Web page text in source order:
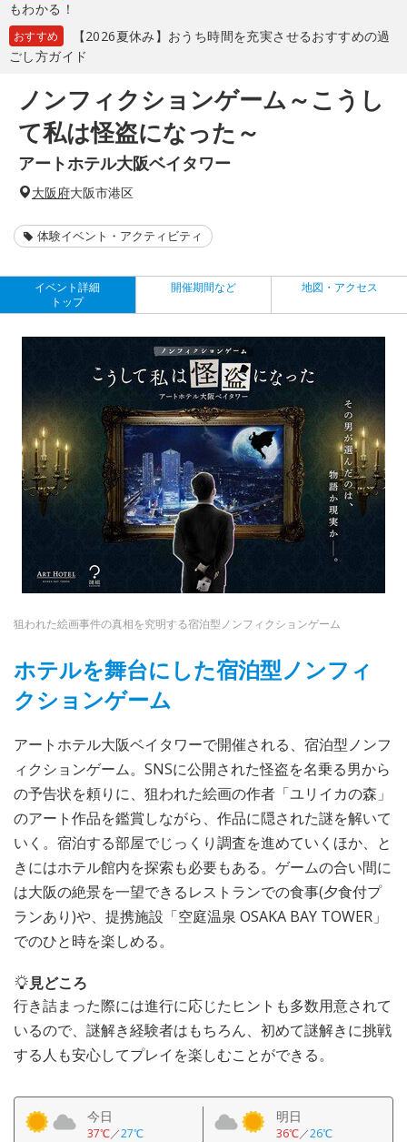
もわかる！
おすすめ
【2026夏休み】おうち時間を充実させるおすすめの過
ごし方ガイド
ノンフィクションゲーム～こうし
て私は怪盗になった～
アートホテル大阪ベイタワー
大阪府大阪市港区
体験イベント・アクティビティ
イベント詳細
トップ
開催期間など 地図・アクセス
狙われた絵画事件の真相を究明する宿泊型ノンフィクションゲーム
ホテルを舞台にした宿泊型ノンフィ
クションゲーム
アートホテル大阪ベイタワーで開催される、宿泊型ノンフ
ィクションゲーム。SNSに公開された怪盗を名乗る男から
の予告状を頼りに、狙われた絵画の作者「ユリイカの森」
のアート作品を鑑賞しながら、作品に隠された謎を解いて
いく。宿泊する部屋でじっくり調査を進めていくほか、と
きにはホテル館内を探索も必要もある。ゲームの合い間に
は大阪の絶景を一望できるレストランでの食事(夕食付プ
ランあり)や、提携施設「空庭温泉 OSAKA BAY TOWER」
でのひと時を楽しめる。
見どころ
行き詰まった際には進行に応じたヒントも多数用意されて
いるので、謎解き経験者はもちろん、初めて謎解きに挑戦
する人も安心してプレイを楽しむことができる。
今日
37℃／27℃
明日
36℃／26℃